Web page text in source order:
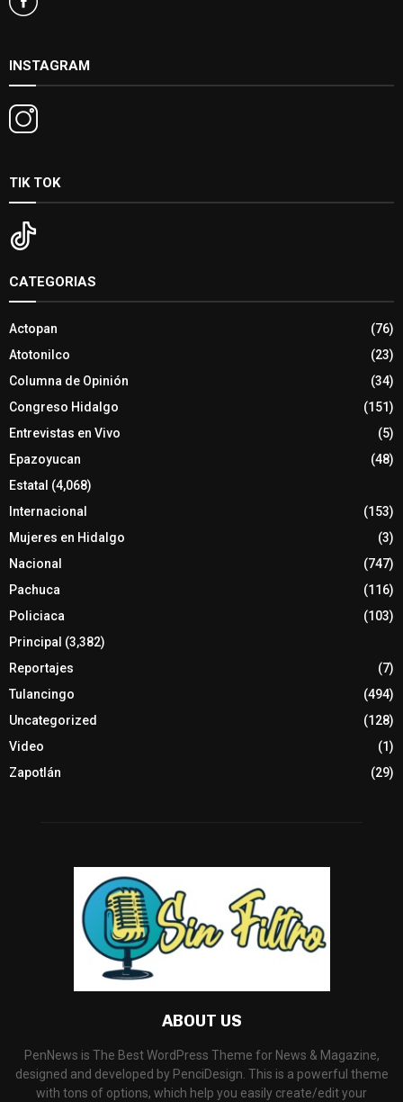
INSTAGRAM
TIK TOK
CATEGORIAS
Actopan
(76)
Atotonilco
(23)
Columna de Opinión
(34)
Congreso Hidalgo
(151)
Entrevistas en Vivo
(5)
Epazoyucan
(48)
Estatal (4,068)
Internacional
(153)
Mujeres en Hidalgo
(3)
Nacional
(747)
Pachuca
(116)
Policiaca
(103)
Principal (3,382)
Reportajes
(7)
Tulancingo
(494)
Uncategorized
(128)
Video
(1)
Zapotlán
(29)
ABOUT US
PenNews is The Best WordPress Theme for News & Magazine,
designed and developed by PenciDesign. This is a powerful theme
with tons of options, which help you easily create/edit your